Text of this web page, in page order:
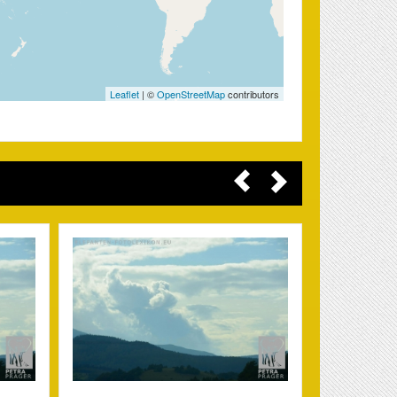
Leaflet | ©OpenStreetMapcontributors